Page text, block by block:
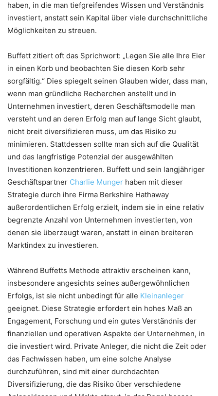
haben, in die man tiefgreifendes Wissen und Verständnis
investiert, anstatt sein Kapital über viele durchschnittliche
Möglichkeiten zu streuen.
Buffett zitiert oft das Sprichwort: „Legen Sie alle Ihre Eier
in einen Korb und beobachten Sie diesen Korb sehr
sorgfältig.“ Dies spiegelt seinen Glauben wider, dass man,
wenn man gründliche Recherchen anstellt und in
Unternehmen investiert, deren Geschäftsmodelle man
versteht und an deren Erfolg man auf lange Sicht glaubt,
nicht breit diversifizieren muss, um das Risiko zu
minimieren. Stattdessen sollte man sich auf die Qualität
und das langfristige Potenzial der ausgewählten
Investitionen konzentrieren. Buffett und sein langjähriger
Geschäftspartner Charlie Munger haben mit dieser
Strategie durch ihre Firma Berkshire Hathaway
außerordentlichen Erfolg erzielt, indem sie in eine relativ
begrenzte Anzahl von Unternehmen investierten, von
denen sie überzeugt waren, anstatt in einen breiteren
Marktindex zu investieren.
Während Buffetts Methode attraktiv erscheinen kann,
insbesondere angesichts seines außergewöhnlichen
Erfolgs, ist sie nicht unbedingt für alle Kleinanleger
geeignet. Diese Strategie erfordert ein hohes Maß an
Engagement, Forschung und ein gutes Verständnis der
finanziellen und operativen Aspekte der Unternehmen, in
die investiert wird. Private Anleger, die nicht die Zeit oder
das Fachwissen haben, um eine solche Analyse
durchzuführen, sind mit einer durchdachten
Diversifizierung, die das Risiko über verschiedene